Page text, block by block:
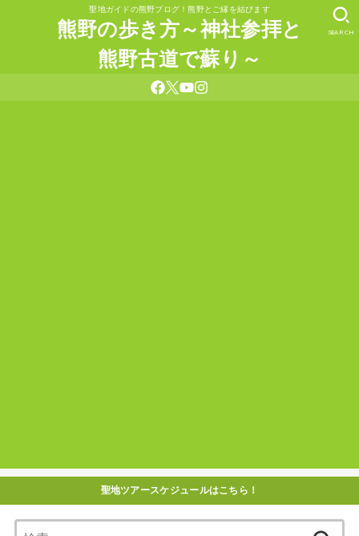
聖地ガイドの熊野ブログ！熊野とご縁を結びます
熊野の歩き方～神社参拝と
熊野古道で蘇り～
SEARCH
聖地ツアースケジュールはこちら！